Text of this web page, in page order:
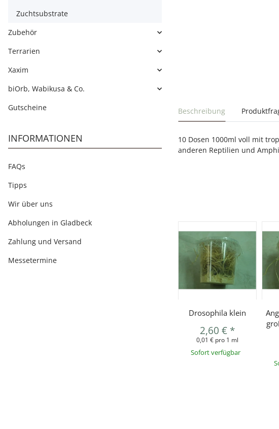
weitere Registerkarten
Beschreibung
10 Dosen 1000ml voll mit
anderen Reptilien und
Drosophila klein
2,60 € *
0,01 € pro 1 ml
Sofort verfügbar
Zuchtsubstrate
Zubehör
Terrarien
Xaxim
biOrb, Wabikusa & Co.
Gutscheine
INFORMATIONEN
FAQs
Tipps
Wir über uns
Abholungen in Gladbeck
Zahlung und Versand
Messetermine